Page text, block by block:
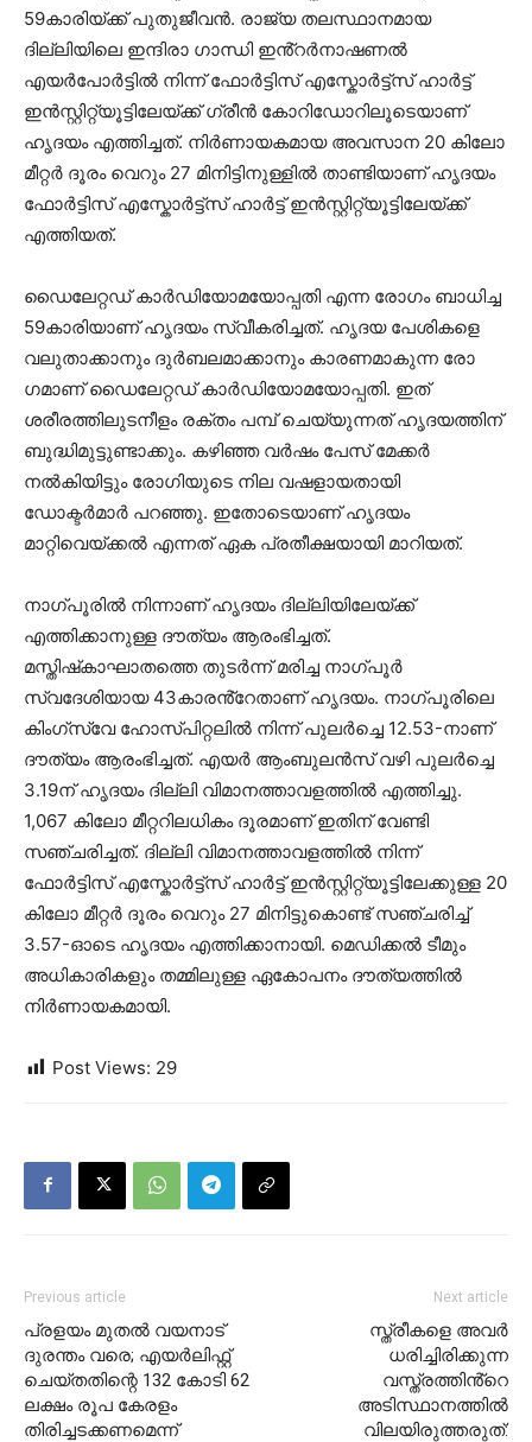
59കാരിയ്ക്ക് പുതുജീവൻ. രാജ്യ തലസ്ഥാനമായ
ദില്ലിയിലെ ഇന്ദിരാ ഗാന്ധി ഇൻ്റർനാഷണൽ
എയർപോർട്ടിൽ നിന്ന് ഫോർട്ടിസ് എസ്കോർട്ട്സ് ഹാ‍ർട്ട്
ഇൻസ്റ്റിറ്റ്യൂട്ടിലേയ്ക്ക് ​ഗ്രീൻ കോറിഡോറിലൂടെയാണ്
ഹൃദയം എത്തിച്ചത്. നിർണായകമായ അവസാന 20 കിലോ
മീറ്റർ ദൂരം വെറും 27 മിനിട്ടിനുള്ളിൽ താണ്ടിയാണ് ഹൃദയം
ഫോർട്ടിസ് എസ്കോർട്ട്സ് ഹാ‍ർട്ട് ഇൻസ്റ്റിറ്റ്യൂട്ടിലേയ്ക്ക്
എത്തിയത്.
ഡൈലേറ്റഡ് കാർഡിയോമയോപ്പതി എന്ന രോഗം ബാധിച്ച
59കാരിയാണ് ഹൃദയം സ്വീകരിച്ചത്. ഹൃദയ പേശികളെ
വലുതാക്കാനും ദുർബലമാക്കാനും കാരണമാകുന്ന രോ​
ഗമാണ് ഡൈലേറ്റഡ് കാർഡിയോമയോപ്പതി. ഇത്
ശരീരത്തിലുടനീളം രക്തം പമ്പ് ചെയ്യുന്നത് ഹൃദയത്തിന്
ബുദ്ധിമുട്ടുണ്ടാക്കും. കഴിഞ്ഞ വർഷം പേസ് മേക്കർ
നൽകിയിട്ടും രോഗിയുടെ നില വഷളായതായി
ഡോക്ടർമാർ പറഞ്ഞു. ഇതോടെയാണ് ഹൃദയം
മാറ്റിവെയ്ക്കൽ എന്നത് ഏക പ്രതീക്ഷയായി മാറിയത്.
നാഗ്പൂരിൽ നിന്നാണ് ഹൃദയം ദില്ലിയിലേയ്ക്ക്
എത്തിക്കാനുള്ള ദൗത്യം ആരംഭിച്ചത്.
മസ്തിഷ്‌കാഘാതത്തെ തുടർന്ന് മരിച്ച നാഗ്പൂർ
സ്വദേശിയായ 43കാരൻ്റേതാണ് ഹൃദയം. നാഗ്പൂരിലെ
കിംഗ്‌സ്‌വേ ഹോസ്പിറ്റലിൽ നിന്ന് പുലർച്ചെ 12.53-നാണ്
ദൗത്യം ആരംഭിച്ചത്. എയർ ആംബുലൻസ് വഴി പുലർച്ചെ
3.19ന് ഹൃദയം ദില്ലി വിമാനത്താവളത്തിൽ എത്തിച്ചു.
1,067 കിലോ മീറ്ററിലധികം ദൂരമാണ് ഇതിന് വേണ്ടി
സഞ്ചരിച്ചത്. ദില്ലി വിമാനത്താവളത്തിൽ നിന്ന്
ഫോർട്ടിസ് എസ്കോർട്ട്സ് ഹാർട്ട് ഇൻസ്റ്റിറ്റ്യൂട്ടിലേക്കുള്ള 20
കിലോ മീറ്റർ ദൂരം വെറും 27 മിനിട്ടുകൊണ്ട് സഞ്ചരിച്ച്
3.57-ഓടെ ഹൃദയം എത്തിക്കാനായി. മെഡിക്കൽ ടീമും
അധികാരികളും തമ്മിലുള്ള ഏകോപനം ദൗത്യത്തിൽ
നിർണായകമായി.
Post Views: 29
Previous article
പ്രളയം മുതല്‍ വയനാട്
ദുരന്തം വരെ; എയര്‍ലിഫ്റ്റ്
ചെയ്തതിന്റെ 132 കോടി 62
ലക്ഷം രൂപ കേരളം
തിരിച്ചടക്കണമെന്ന്
Next article
സ്ത്രീകളെ അവർ
ധരിച്ചിരിക്കുന്ന
വസ്ത്രത്തിൻ്റെ
അടിസ്ഥാനത്തിൽ
വിലയിരുത്തരുത്: